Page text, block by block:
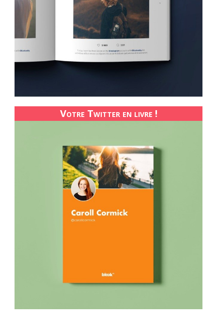
Votre Twitter en livre !